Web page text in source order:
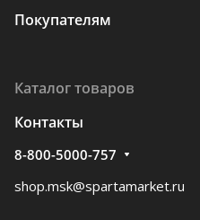
Покупателям
Каталог товаров
Контакты
8-800-5000-757
shop.msk@spartamarket.ru